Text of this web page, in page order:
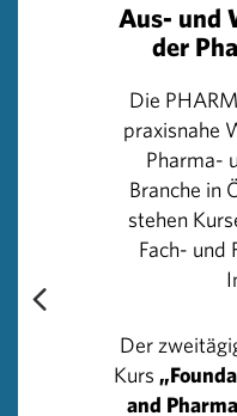
an, wenn es um die
und Ärzten geht. Den
Vertrauen von
Ohne die Kooperation
Ärzteschaft gäbe es
Daher plädieren Munte
dafür, sich „nicht zu
wer seine ärztliche
Neuentwicklung von
sollte stolz darauf sein.
völlig legitim, dass
Aus- und
der
Die
praxisnahe
Pharma-
Branche in
stehen
Fach- und
Der
Kurs
and